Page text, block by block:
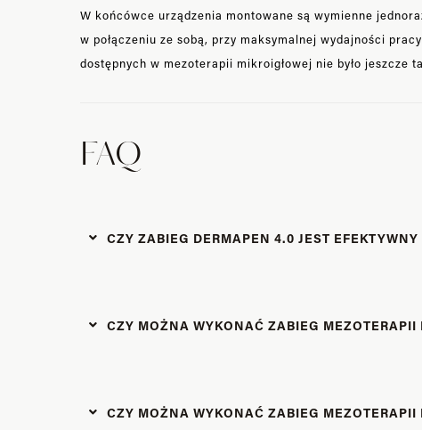
W końcówce urządzenia montowane są wymienne
w połączeniu ze sobą, przy maksymalnej wydajności
dostępnych w mezoterapii mikroigłowej nie było jeszcze
FAQ
CZY ZABIEG DERMAPEN 4.0 JEST
CZY MOŻNA WYKONAĆ ZABIEG
CZY MOŻNA WYKONAĆ ZABIEG